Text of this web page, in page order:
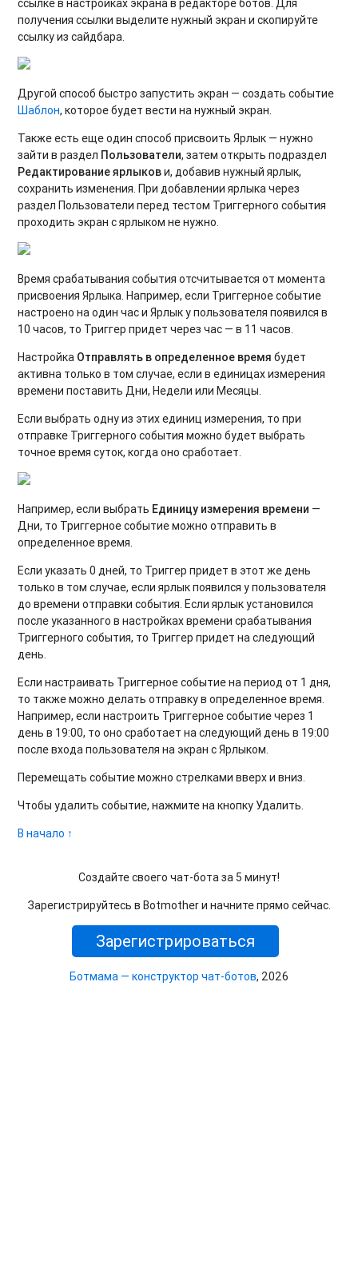
получения ссылки выделите нужный экран и скопируйте
ссылку из сайдбара.
Другой способ быстро запустить экран — создать событие
Шаблон, которое будет вести на нужный экран.
Также есть еще один способ присвоить Ярлык — нужно
зайти в раздел Пользователи, затем открыть подраздел
Редактирование ярлыкови, добавив нужный ярлык,
сохранить изменения. При добавлении ярлыка через
раздел Пользователи перед тестом Триггерного события
проходить экран с ярлыком не нужно.
Время срабатывания события отсчитывается от момента
присвоения Ярлыка. Например, если Триггерное событие
настроено на один час и Ярлык у пользователя появился в
10 часов, то Триггер придет через час — в 11 часов.
Настройка Отправлять в определенное время будет
активна только в том случае, если в единицах измерения
времени поставить Дни, Недели или Месяцы.
Если выбрать одну из этих единиц измерения‎, то при
отправке Триггерного события можно будет выбрать
точное время суток, когда оно сработает.
Например, если выбрать Единицу измерения времени —
Дни, то Триггерное событие можно отправить в
определенное время.
Если указать 0 дней, то Триггер придет в этот же день
только в том случае, если ярлык появился у пользователя
до времени отправки события. Если ярлык установился
после указанного в настройках времени срабатывания
Триггерного события, то Триггер придет на следующий
день.
Если настраивать Триггерное событие на период от 1 дня,
то также можно делать отправку в определенное время.
Например, если настроить Триггерное событие через 1
день в 19:00, то оно сработает на следующий день в 19:00
после входа пользователя на экран с Ярлыком.
Перемещать событие можно стрелками вверх и вниз.
Чтобы удалить событие, нажмите на кнопку Удалить.
В начало ↑
Создайте своего чат-бота за 5 минут!
Зарегистрируйтесь в Botmother и начните прямо сейчас.
Зарегистрироваться
Ботмама — конструктор чат-ботов, 2026